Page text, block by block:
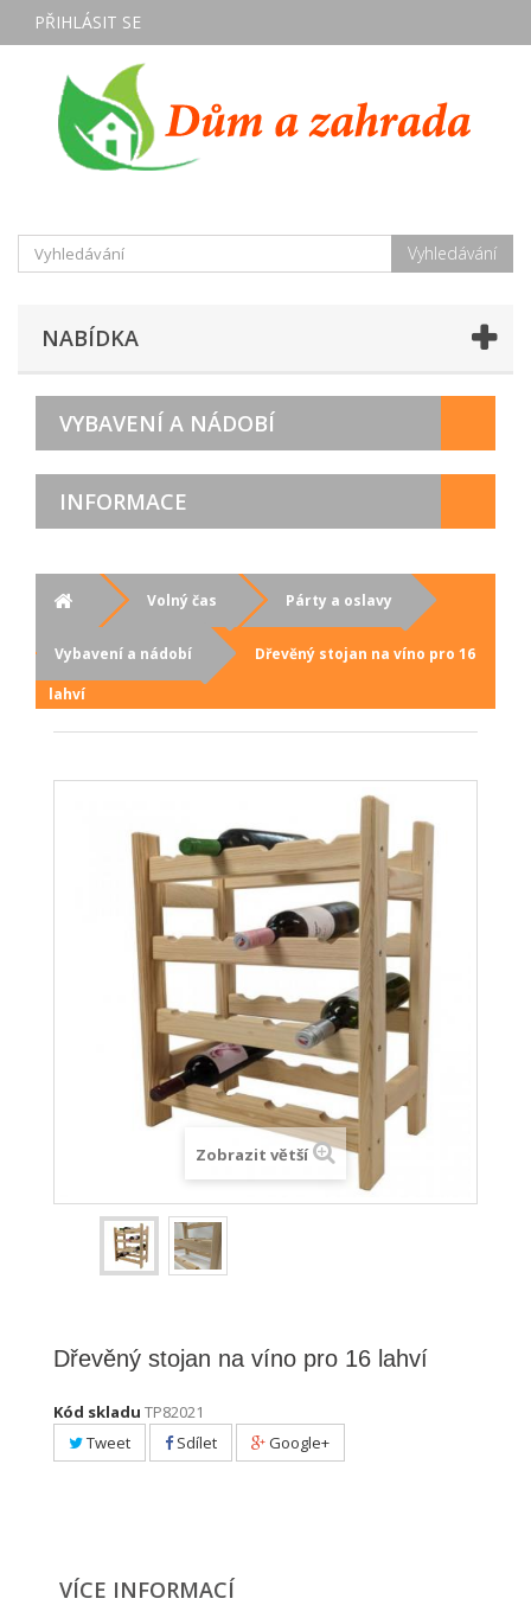
PŘIHLÁSIT SE
Vyhledávání
NABÍDKA
VYBAVENÍ A NÁDOBÍ
INFORMACE
Volný čas Párty a oslavy
Vybavení a nádobí
Dřevěný stojan na víno pro 16
lahví
Zobrazit větší
Dřevěný stojan na víno pro 16 lahví
Kód skladu TP82021
Tweet
Sdílet Google+
VÍCE INFORMACÍ